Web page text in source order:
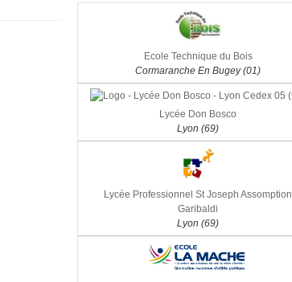
Ecole Technique du Bois
Cormaranche En Bugey (01)
Lycée Don Bosco
Lyon (69)
Lycée Professionnel St Joseph Assomption
Garibaldi
Lyon (69)